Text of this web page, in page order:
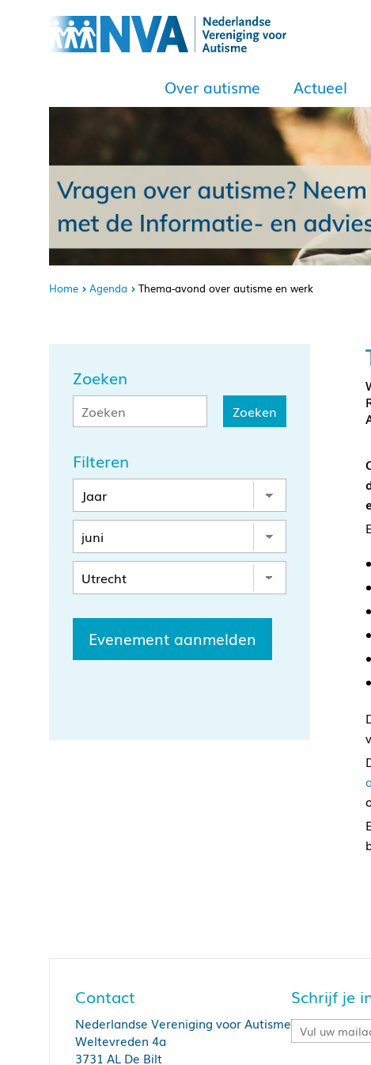
Over autisme Actueel
Home Agenda Thema-avond over autisme en werk
Zoeken
Filteren
Evenement aanmelden
Contact
Nederlandse Vereniging voor Autisme
Weltevreden 4a
3731 AL De Bilt
Schrijf je